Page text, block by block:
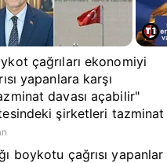
çağrıları ekonomiyi
yapanlara karşı
davası açabilir"
şirketleri tazminat
boykotu çağrısı yapanlar